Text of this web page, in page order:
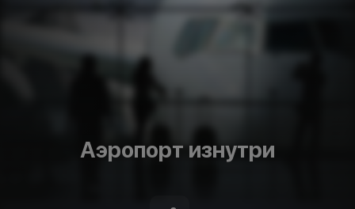
Аэропорт изнутри